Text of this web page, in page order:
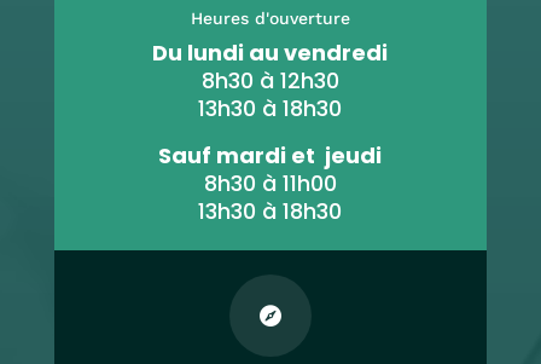
Heures d'ouverture
Du lundi au vendredi
8h30 à 12h30
13h30 à 18h30
Sauf mardi et jeudi
8h30 à 11h00
13h30 à 18h30
